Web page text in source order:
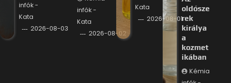
infók -
Kata
2026-08-03
infók -
Kata
2026-08-02
Kata
2026-08-01
oldósze
rek
királya
a
kozmet
ikában
Kémia